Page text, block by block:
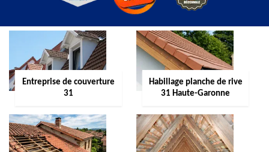
Entreprise de couverture
31
Habillage planche de rive
31 Haute-Garonne